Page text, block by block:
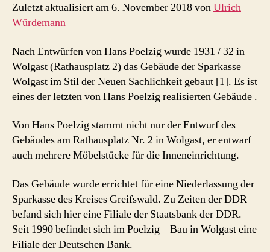
Zuletzt aktualisiert am 6. November 2018 vonUlrich
Würdemann
Nach Entwürfen von Hans Poelzig wurde 1931 / 32 in
Wolgast (Rathausplatz 2) das Gebäude der Sparkasse
Wolgast im Stil der Neuen Sachlichkeit gebaut [1]. Es ist
eines der letzten von Hans Poelzig realisierten Gebäude .
Von Hans Poelzig stammt nicht nur der Entwurf des
Gebäudes am Rathausplatz Nr. 2 in Wolgast, er entwarf
auch mehrere Möbelstücke für die Inneneinrichtung.
Das Gebäude wurde errichtet für eine Niederlassung der
Sparkasse des Kreises Greifswald. Zu Zeiten der DDR
befand sich hier eine Filiale der Staatsbank der DDR.
Seit 1990 befindet sich im Poelzig – Bau in Wolgast eine
Filiale der Deutschen Bank.